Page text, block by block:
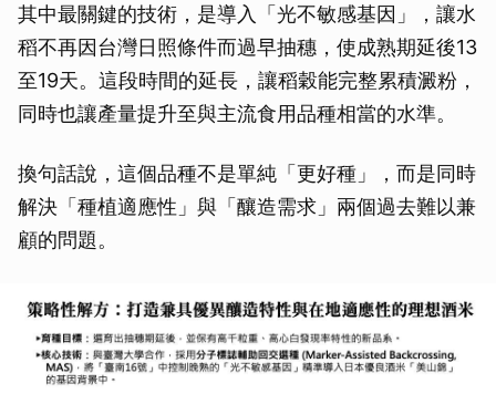
其中最關鍵的技術，是導入「光不敏感基因」，讓水
稻不再因台灣日照條件而過早抽穗，使成熟期延後13
至19天。這段時間的延長，讓稻穀能完整累積澱粉，
同時也讓產量提升至與主流食用品種相當的水準。
換句話說，這個品種不是單純「更好種」，而是同時
解決「種植適應性」與「釀造需求」兩個過去難以兼
顧的問題。